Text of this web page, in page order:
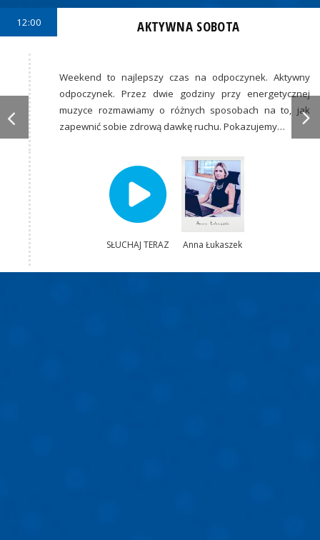
12:00 AKTYWNA SOBOTA
Weekend to najlepszy czas na odpoczynek. Aktywny
odpoczynek. Przez dwie godziny przy energetycznej
muzyce rozmawiamy o różnych sposobach na to, jak
zapewnić sobie zdrową dawkę ruchu. Pokazujemy…
SŁUCHAJ TERAZ Anna Łukaszek